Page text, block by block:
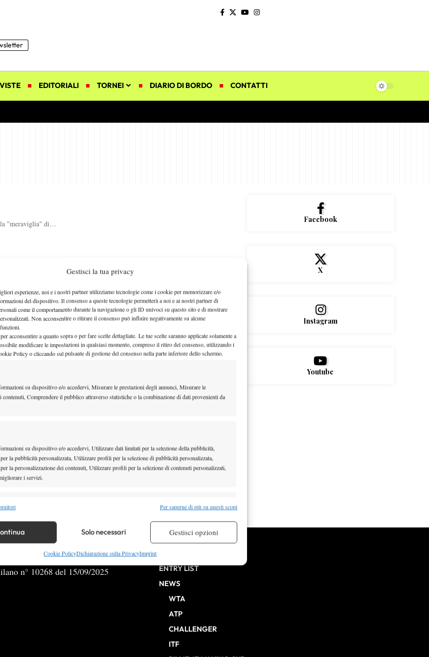
Gestisci la tua privacy
esperienze, noi e i nostri partner utilizziamo tecnologie come i cookie per memorizzare e/o
del dispositivo. Il consenso a queste tecnologie permetterà a noi e ai nostri partner di
come il comportamento durante la navigazione o gli ID univoci su questo sito e di mostrare
Non acconsentire o ritirare il consenso può influire negativamente su alcune
acconsentire a quanto sopra o per fare scelte dettagliate. Le tue scelte saranno applicate solamente a
modificare le impostazioni in qualsiasi momento, compreso il ritiro del consenso, utilizzando i
Policy o cliccando sul pulsante di gestione del consenso nella parte inferiore dello schermo.
su dispositivo e/o accedervi, Misurare le prestazioni degli annunci, Misurare le
contenuti, Comprendere il pubblico attraverso statistiche o la combinazione di dati provenienti da
su dispositivo e/o accedervi, Utilizzare dati limitati per la selezione della pubblicità,
la pubblicità personalizzata, Utilizzare profili per la selezione di pubblicità personalizzata,
la personalizzazione dei contenuti, Utilizzare profili per la selezione di contenuti personalizzati,
i servizi.
in base alle informazioni trasmesse automaticamente.
la sicurezza, prevenire e rilevare frodi, correggere errori,
pubblicità e contenuto, Salvare e comunicare le
Sempre attivo
Per saperne di più su questi scopi
Solo necessari Gestisci opzioni
Cookie PolicyDichiarazione sulla PrivacyImprint
EDITORIALI TORNEI DIARIO DI BORDO CONTATTI
la "meraviglia" di…
Mi raccomando: che nessuno…
da Roger…
si…
Facebook
X
Instagram
Youtube
n° 10268 del 15/09/2025
ENTRY LIST
NEWS
WTA
ATP
CHALLENGER
ITF